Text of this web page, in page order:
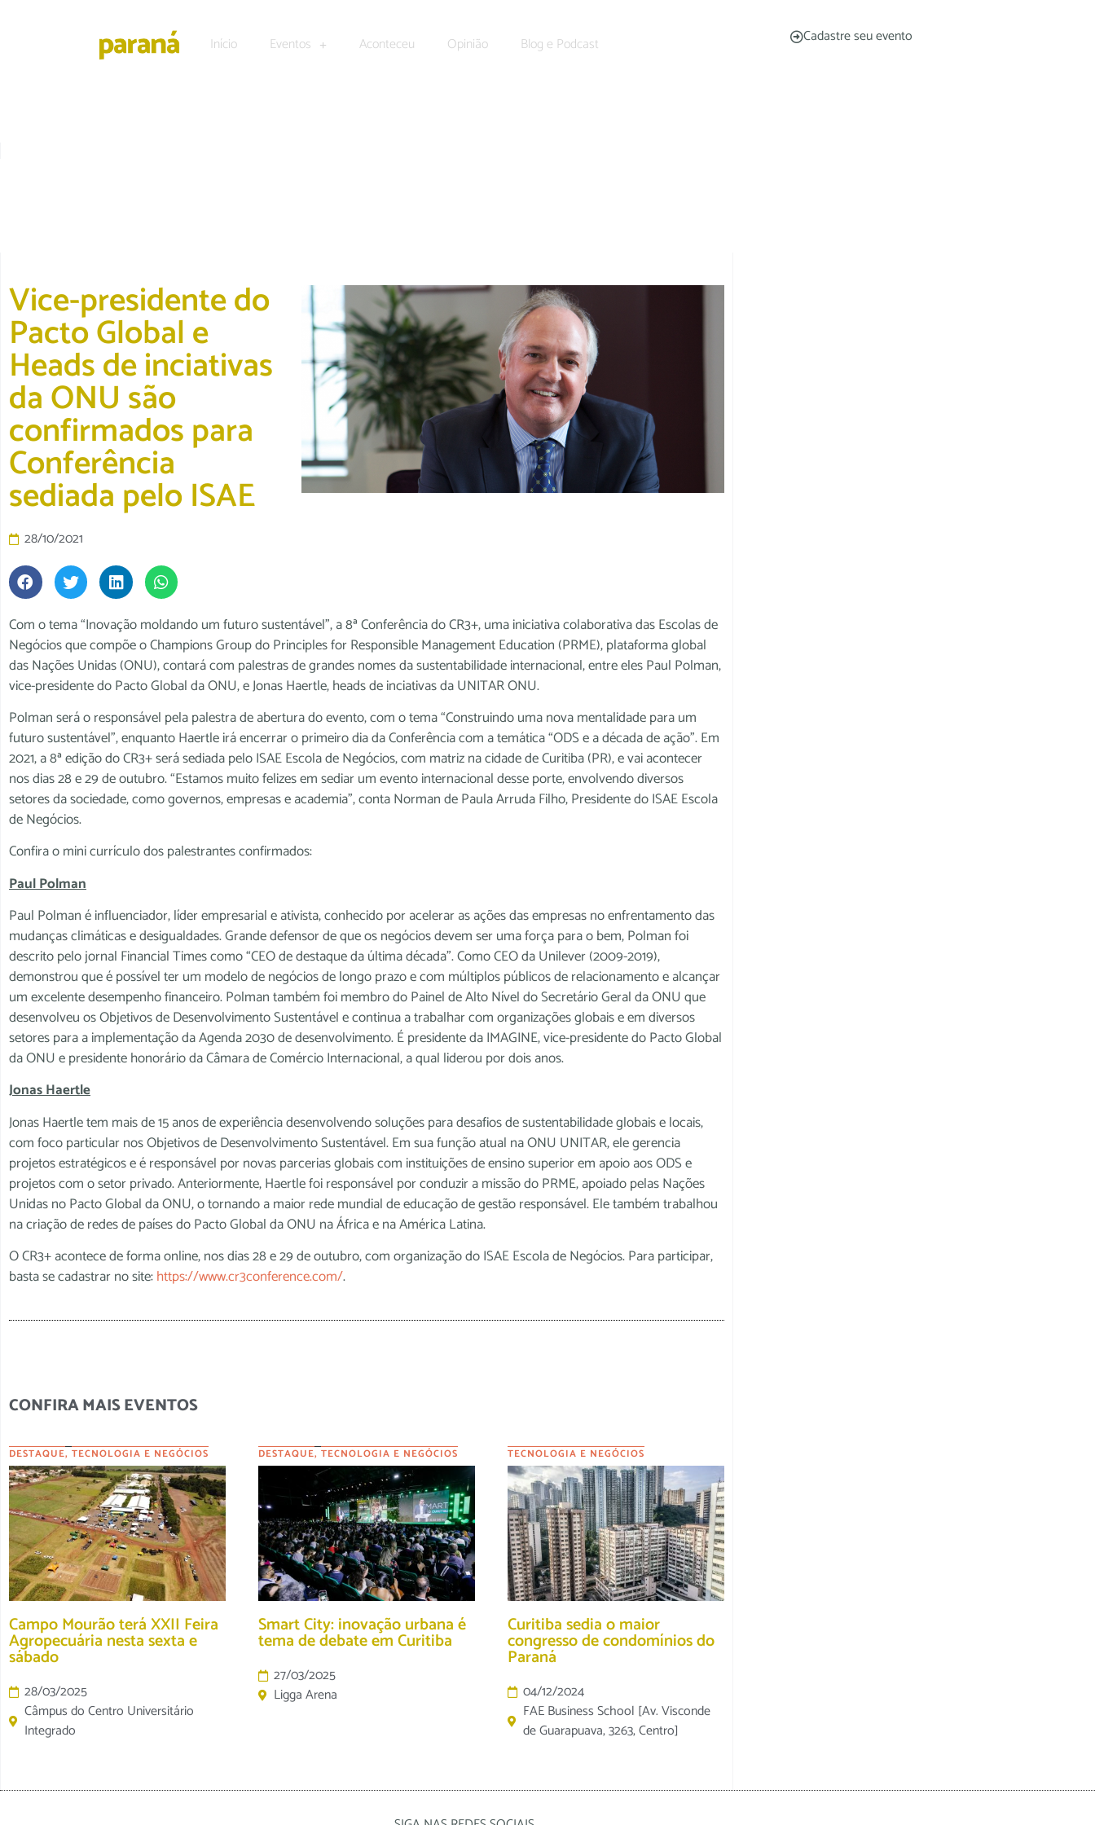
Início Eventos Aconteceu Opinião Blog e Podcast Cadastre seu evento
Vice-presidente do
Pacto Global e
Heads de inciativas
da ONU são
confirmados para
Conferência
sediada pelo ISAE
28/10/2021
Com o tema “Inovação moldando um futuro sustentável”, a 8ª Conferência do CR3+, uma iniciativa colaborativa das Escolas de
Negócios que compõe o Champions Group do Principles for Responsible Management Education (PRME), plataforma global
das Nações Unidas (ONU), contará com palestras de grandes nomes da sustentabilidade internacional, entre eles Paul Polman,
vice-presidente do Pacto Global da ONU, e Jonas Haertle, heads de inciativas da UNITAR ONU.
Polman será o responsável pela palestra de abertura do evento, com o tema “Construindo uma nova mentalidade para um
futuro sustentável”, enquanto Haertle irá encerrar o primeiro dia da Conferência com a temática “ODS e a década de ação”. Em
2021, a 8ª edição do CR3+ será sediada pelo ISAE Escola de Negócios, com matriz na cidade de Curitiba (PR), e vai acontecer
nos dias 28 e 29 de outubro. “Estamos muito felizes em sediar um evento internacional desse porte, envolvendo diversos
setores da sociedade, como governos, empresas e academia”, conta Norman de Paula Arruda Filho, Presidente do ISAE Escola
de Negócios.
Confira o mini currículo dos palestrantes confirmados:
Paul Polman
Paul Polman é influenciador, líder empresarial e ativista, conhecido por acelerar as ações das empresas no enfrentamento das
mudanças climáticas e desigualdades. Grande defensor de que os negócios devem ser uma força para o bem, Polman foi
descrito pelo jornal Financial Times como “CEO de destaque da última década”. Como CEO da Unilever (2009-2019),
demonstrou que é possível ter um modelo de negócios de longo prazo e com múltiplos públicos de relacionamento e alcançar
um excelente desempenho financeiro. Polman também foi membro do Painel de Alto Nível do Secretário Geral da ONU que
desenvolveu os Objetivos de Desenvolvimento Sustentável e continua a trabalhar com organizações globais e em diversos
setores para a implementação da Agenda 2030 de desenvolvimento. É presidente da IMAGINE, vice-presidente do Pacto Global
da ONU e presidente honorário da Câmara de Comércio Internacional, a qual liderou por dois anos.
Jonas Haertle
Jonas Haertle tem mais de 15 anos de experiência desenvolvendo soluções para desafios de sustentabilidade globais e locais,
com foco particular nos Objetivos de Desenvolvimento Sustentável. Em sua função atual na ONU UNITAR, ele gerencia
projetos estratégicos e é responsável por novas parcerias globais com instituições de ensino superior em apoio aos ODS e
projetos com o setor privado. Anteriormente, Haertle foi responsável por conduzir a missão do PRME, apoiado pelas Nações
Unidas no Pacto Global da ONU, o tornando a maior rede mundial de educação de gestão responsável. Ele também trabalhou
na criação de redes de países do Pacto Global da ONU na África e na América Latina.
O CR3+ acontece de forma online, nos dias 28 e 29 de outubro, com organização do ISAE Escola de Negócios. Para participar,
basta se cadastrar no site:https://www.cr3conference.com/.
CONFIRA MAIS EVENTOS
DESTAQUE, TECNOLOGIA E NEGÓCIOS
Campo Mourão terá XXII Feira
Agropecuária nesta sexta e
sábado
28/03/2025
Câmpus do Centro Universitário
Integrado
DESTAQUE, TECNOLOGIA E NEGÓCIOS
Smart City: inovação urbana é
tema de debate em Curitiba
27/03/2025
Ligga Arena
TECNOLOGIA E NEGÓCIOS
Curitiba sedia o maior
congresso de condomínios do
Paraná
04/12/2024
FAE Business School [Av. Visconde
de Guarapuava, 3263, Centro]